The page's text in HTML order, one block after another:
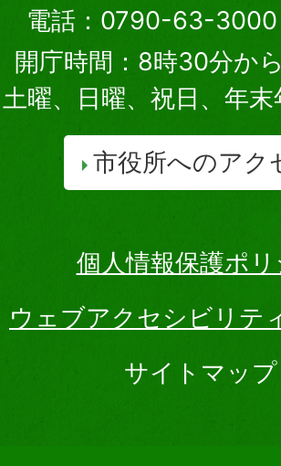
電話：0790-63-3000
開庁時間：8時30分か
土曜、日曜、祝日、年
市役所へのアク
個人情報保護ポ
ウェブアクセシビリテ
サイトマップ